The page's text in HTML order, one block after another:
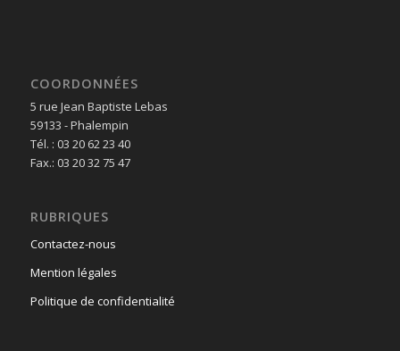
COORDONNÉES
5 rue Jean Baptiste Lebas
59133 - Phalempin
Tél. : 03 20 62 23 40
Fax.: 03 20 32 75 47
RUBRIQUES
Contactez-nous
Mention légales
Politique de confidentialité